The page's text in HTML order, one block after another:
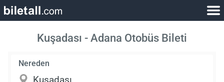
Kuşadası - Adana Otobüs Bileti
Nereden